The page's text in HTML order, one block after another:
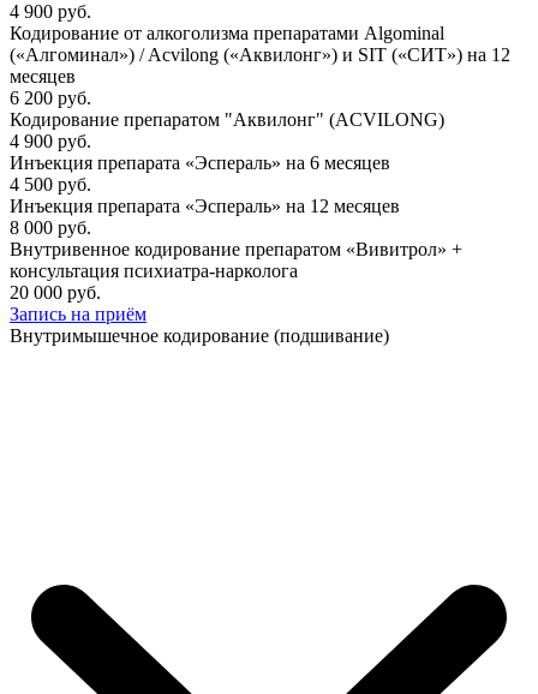
4 900 руб.
Кодирование от алкоголизма препаратами Algominal
(«Алгоминал») / Acvilong («Аквилонг») и SIT («СИТ») на 12
месяцев
6 200 руб.
Кодирование препаратом "Аквилонг" (ACVILONG)
4 900 руб.
Инъекция препарата «Эспераль» на 6 месяцев
4 500 руб.
Инъекция препарата «Эспераль» на 12 месяцев
8 000 руб.
Внутривенное кодирование препаратом «Вивитрол» +
консультация психиатра-нарколога
20 000 руб.
Запись на приём
Внутримышечное кодирование (подшивание)